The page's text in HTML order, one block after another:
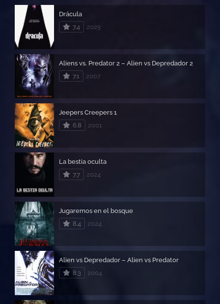
Drácula
7.4
2025
Aliens vs. Predator 2 – Alien vs Depredador 2
7.1
2007
Jeepers Creepers 1
6.8
2001
La bestia oculta
7.7
2024
Jugaremos en el bosque
8.4
2024
Alien vs Depredador – Alien vs Predator
8.3
2004